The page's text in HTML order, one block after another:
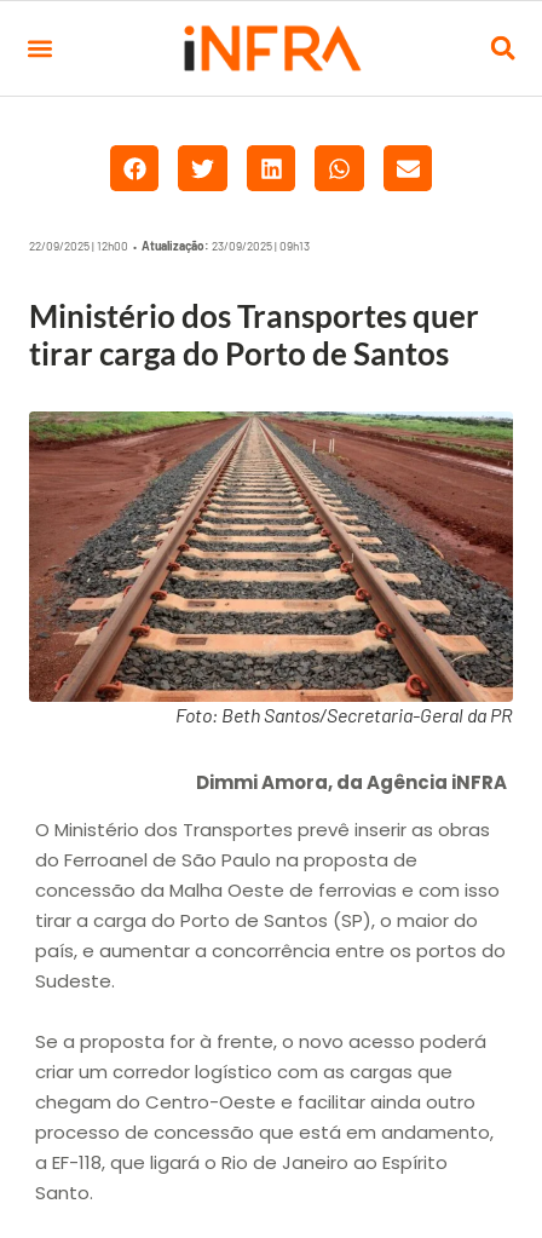
22/09/2025 | 12h00 • Atualização: 23/09/2025 | 09h13
Ministério dos Transportes quer
tirar carga do Porto de Santos
Foto: Beth Santos/Secretaria-Geral da PR
Dimmi Amora, da Agência iNFRA
O Ministério dos Transportes prevê inserir as obras
do Ferroanel de São Paulo na proposta de
concessão da Malha Oeste de ferrovias e com isso
tirar a carga do Porto de Santos (SP), o maior do
país, e aumentar a concorrência entre os portos do
Sudeste.
Se a proposta for à frente, o novo acesso poderá
criar um corredor logístico com as cargas que
chegam do Centro-Oeste e facilitar ainda outro
processo de concessão que está em andamento,
a EF-118, que ligará o Rio de Janeiro ao Espírito
Santo.